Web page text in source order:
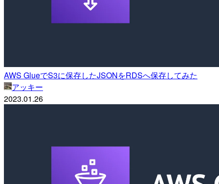
AWS GlueでS3に保存したJSONをRDSへ保存してみた
アッキー
2023.01.26